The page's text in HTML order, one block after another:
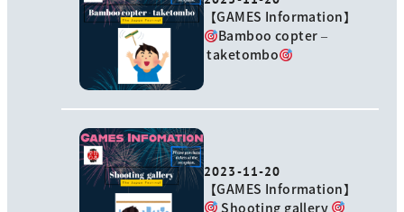
【GAMES Information】
Bamboo copter –
taketombo
2023-11-20
【GAMES Information】
Shooting gallery